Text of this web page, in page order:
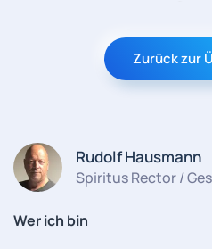
Zurück zur
Rudolf Hausmann
Spiritus Rector /
Wer ich bin